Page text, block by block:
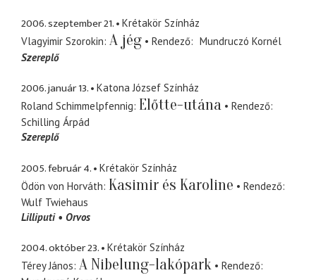
2006. szeptember 21.
Krétakör Színház
Vlagyimir Szorokin A jég Rendező
Mundruczó Kornél
Szereplő
2006. január 13.
Katona József Színház
Roland Schimmelpfennig Előtte-utána
Rendező
Schilling Árpád
Szereplő
2005. február 4.
Krétakör Színház
Ödön von Horváth Kasimir és Karoline
Rendező
Wulf Twiehaus
Lilliputi
Orvos
2004. október 23.
Krétakör Színház
Térey János A Nibelung-lakópark
Rendező